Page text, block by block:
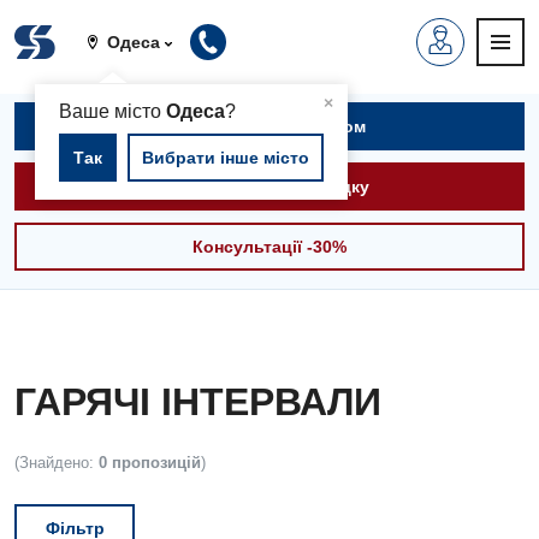
Одеса
×
Ваше містоОдеса?
Так Вибрати інше місто
Записатися на прийом
Викликати швидку
Консультації -30%
ГАРЯЧІ ІНТЕРВАЛИ
(Знайдено: 0 пропозицій)
Фільтр